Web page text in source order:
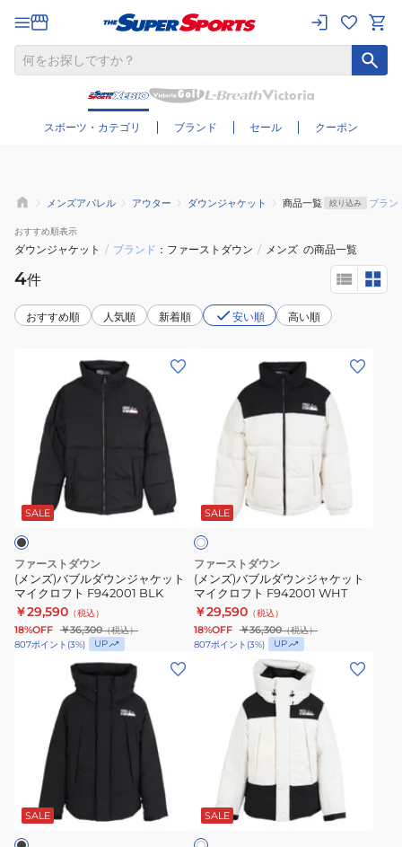
スポーツ・カテゴリ ブランド セール クーポン
さらに絞り込む
メンズアパレル アウター ダウンジャケット 商品一覧 絞り込み ブラン
おすすめ順表示
ダウンジャケット / ブランド ファーストダウン / メンズ の商品一覧
4件
おすすめ順 人気順 新着順 安い順 高い順
ウ
ン
ジ
ャ
ケ
ッ
ト
F942001
BLK
SALE
ファーストダウン
(メンズ)バブルダウンジャケット
マイクロフト F942001 BLK
￥29,590 （税込）
18%OFF ￥36,300（税込）
807ポイント (3%) UP
ウ
ン
ジ
ャ
ケ
ッ
ト
F942001
WHT
SALE
ホ
イ
ファーストダウン
(メンズ)バブルダウンジャケット
マイクロフト F942001 WHT
￥29,590 （税込）
18%OFF ￥36,300（税込）
807ポイント (3%) UP
ウ
ン
SALE
ウ
ン
SALE
イ